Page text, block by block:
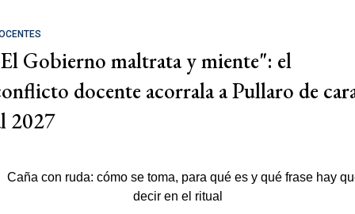
Gobierno maltrata y miente": el
docente acorrala a Pullaro de
2027